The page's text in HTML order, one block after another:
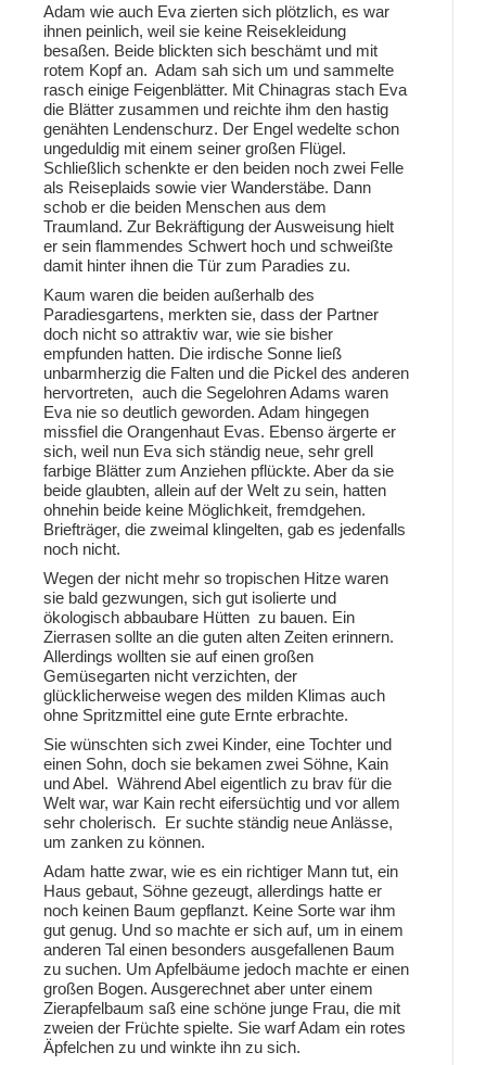
Adam wie auch Eva zierten sich plötzlich, es war
ihnen peinlich, weil sie keine Reisekleidung
besaßen. Beide blickten sich beschämt und mit
rotem Kopf an. Adam sah sich um und sammelte
rasch einige Feigenblätter. Mit Chinagras stach Eva
die Blätter zusammen und reichte ihm den hastig
genähten Lendenschurz. Der Engel wedelte schon
ungeduldig mit einem seiner großen Flügel.
Schließlich schenkte er den beiden noch zwei Felle
als Reiseplaids sowie vier Wanderstäbe. Dann
schob er die beiden Menschen aus dem
Traumland. Zur Bekräftigung der Ausweisung hielt
er sein flammendes Schwert hoch und schweißte
damit hinter ihnen die Tür zum Paradies zu.
Kaum waren die beiden außerhalb des
Paradiesgartens, merkten sie, dass der Partner
doch nicht so attraktiv war, wie sie bisher
empfunden hatten. Die irdische Sonne ließ
unbarmherzig die Falten und die Pickel des anderen
hervortreten, auch die Segelohren Adams waren
Eva nie so deutlich geworden. Adam hingegen
missfiel die Orangenhaut Evas. Ebenso ärgerte er
sich, weil nun Eva sich ständig neue, sehr grell
farbige Blätter zum Anziehen pflückte. Aber da sie
beide glaubten, allein auf der Welt zu sein, hatten
ohnehin beide keine Möglichkeit, fremdgehen.
Briefträger, die zweimal klingelten, gab es jedenfalls
noch nicht.
Wegen der nicht mehr so tropischen Hitze waren
sie bald gezwungen, sich gut isolierte und
ökologisch abbaubare Hütten zu bauen. Ein
Zierrasen sollte an die guten alten Zeiten erinnern.
Allerdings wollten sie auf einen großen
Gemüsegarten nicht verzichten, der
glücklicherweise wegen des milden Klimas auch
ohne Spritzmittel eine gute Ernte erbrachte.
Sie wünschten sich zwei Kinder, eine Tochter und
einen Sohn, doch sie bekamen zwei Söhne, Kain
und Abel. Während Abel eigentlich zu brav für die
Welt war, war Kain recht eifersüchtig und vor allem
sehr cholerisch. Er suchte ständig neue Anlässe,
um zanken zu können.
Adam hatte zwar, wie es ein richtiger Mann tut, ein
Haus gebaut, Söhne gezeugt, allerdings hatte er
noch keinen Baum gepflanzt. Keine Sorte war ihm
gut genug. Und so machte er sich auf, um in einem
anderen Tal einen besonders ausgefallenen Baum
zu suchen. Um Apfelbäume jedoch machte er einen
großen Bogen. Ausgerechnet aber unter einem
Zierapfelbaum saß eine schöne junge Frau, die mit
zweien der Früchte spielte. Sie warf Adam ein rotes
Äpfelchen zu und winkte ihn zu sich.